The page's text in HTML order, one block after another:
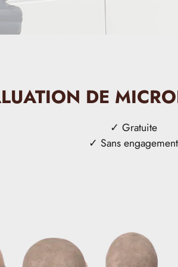
DE
✓ Gratuite
✓ Sans engagement